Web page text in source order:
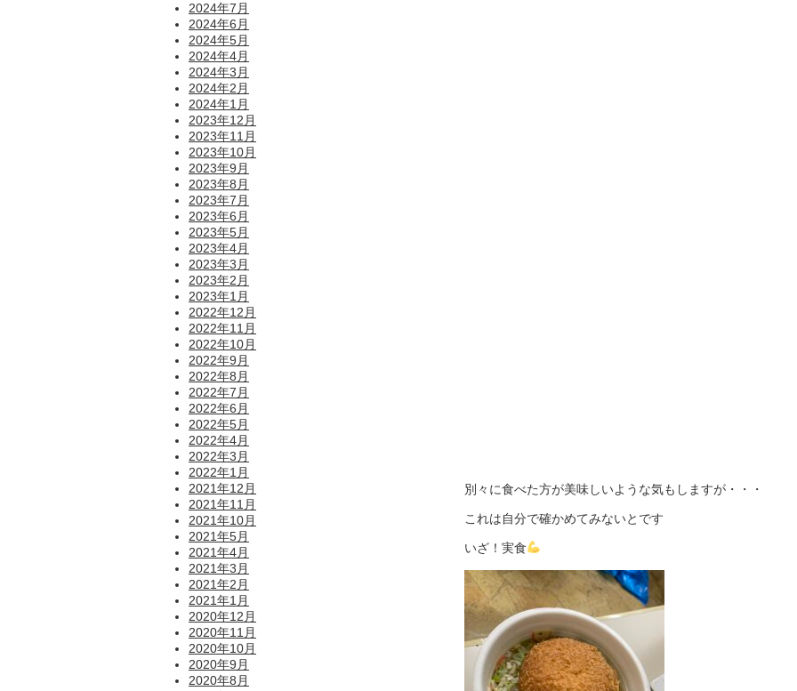
別々に食べた方が美味しいような気もしますが・・・
これは自分で確かめてみないとです
いざ！実食
2024年7月
2024年6月
2024年5月
2024年4月
2024年3月
2024年2月
2024年1月
2023年12月
2023年11月
2023年10月
2023年9月
2023年8月
2023年7月
2023年6月
2023年5月
2023年4月
2023年3月
2023年2月
2023年1月
2022年12月
2022年11月
2022年10月
2022年9月
2022年8月
2022年7月
2022年6月
2022年5月
2022年4月
2022年3月
2022年1月
2021年12月
2021年11月
2021年10月
2021年5月
2021年4月
2021年3月
2021年2月
2021年1月
2020年12月
2020年11月
2020年10月
2020年9月
2020年8月